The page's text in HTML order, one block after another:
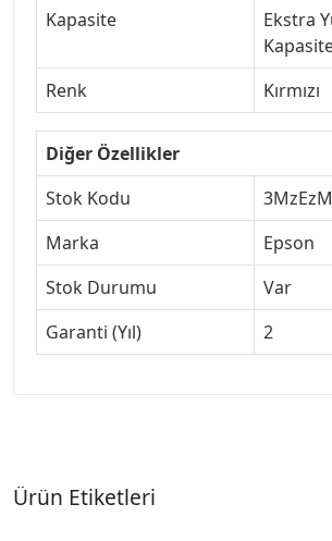
Kapasite
Ekstra
Renk
Kırmızı
Diğer Özellikler
Stok Kodu
Marka
Epson
Stok Durumu
Var
Garanti (Yıl)
2
Ürün Etiketleri